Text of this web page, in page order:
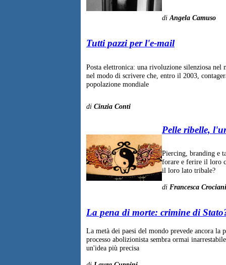
di Angela Camuso
Tutti pazzi per l'e-mail
Posta elettronica: una rivoluzione silenziosa nel
nel modo di scrivere che, entro il 2003,
popolazione mondiale
di Cinzia Conti
Pelle ribelle,
Piercing, branding e
forare e ferire il loro
il loro lato tribale?
di Francesca Crociani
La pena di morte: crimine di
La metà dei paesi del mondo prevede ancora la
processo abolizionista sembra ormai
un'idea più precisa